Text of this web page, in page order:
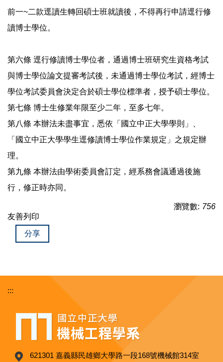
前一~二款逕讀生轉回碩士班就讀後，不得再行申請逕行修
讀博士學位。
第六條 逕行修讀博士學位者，通過博士班研究生資格考試
與博士學位論文提審考試後，未通過博士學位考試，經博士
學位考試委員會決定合於碩士學位標準者，授予碩士學位。
第七條 博士生修業年限至少二年，至多七年。
第八條 本辦法未盡事宜，悉依「國立中正大學學則」、
「國立中正大學學生逕修讀博士學位作業規定」之規定辦
理。
第九條 本辦法由學術委員會訂定，經系務會議通過後施
行，修正時亦同。
瀏覽數: 756
友善列印
分享
:::
621301 嘉義縣民雄鄉大學路一段168號機械館314室